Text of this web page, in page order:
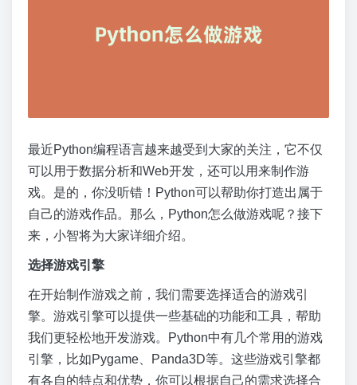
最近Python编程语言越来越受到大家的关注，它不仅
可以用于数据分析和Web开发，还可以用来制作游
戏。是的，你没听错！Python可以帮助你打造出属于
自己的游戏作品。那么，Python怎么做游戏呢？接下
来，小智将为大家详细介绍。
选择游戏引擎
在开始制作游戏之前，我们需要选择适合的游戏引
擎。游戏引擎可以提供一些基础的功能和工具，帮助
我们更轻松地开发游戏。Python中有几个常用的游戏
引擎，比如Pygame、Panda3D等。这些游戏引擎都
有各自的特点和优势，你可以根据自己的需求选择合